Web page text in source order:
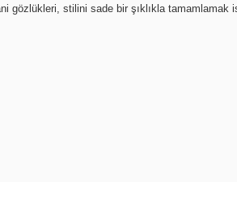
gözlükleri, stilini sade bir şıklıkla tamamlamak